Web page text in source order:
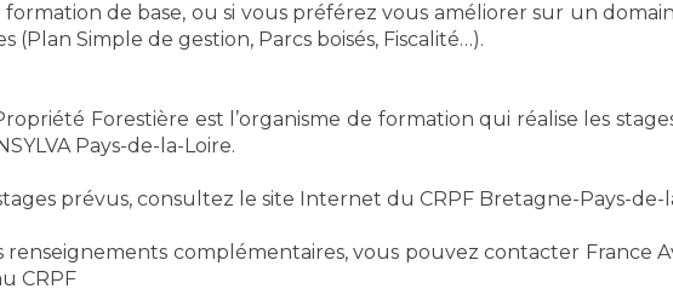
formation de base, ou si vous préférez vous améliorer sur un
(Plan Simple de gestion, Parcs boisés, Fiscalité…).
Forestière est l’organisme de formation qui réalise les
Pays-de-la-Loire.
prévus, consultez le site Internet du CRPF Bretagne-Pays-de-
renseignements complémentaires, vous pouvez contacter France
CRPF